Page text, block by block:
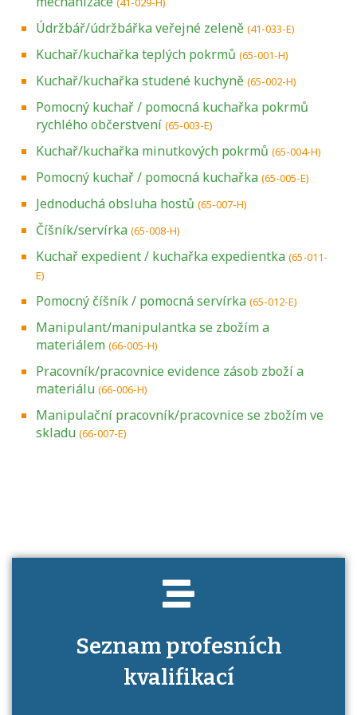
Údržbář/údržbářka veřejné zeleně (41-033-E)
Kuchař/kuchařka teplých pokrmů (65-001-H)
Kuchař/kuchařka studené kuchyně (65-002-H)
Pomocný kuchař / pomocná kuchařka pokrmů
rychlého občerstvení (65-003-E)
Kuchař/kuchařka minutkových pokrmů (65-004-H)
Pomocný kuchař / pomocná kuchařka (65-005-E)
Jednoduchá obsluha hostů (65-007-H)
Číšník/servírka (65-008-H)
Kuchař expedient / kuchařka expedientka (65-011-
E)
Pomocný číšník / pomocná servírka (65-012-E)
Manipulant/manipulantka se zbožím a
materiálem (66-005-H)
Pracovník/pracovnice evidence zásob zboží a
materiálu (66-006-H)
Manipulační pracovník/pracovnice se zbožím ve
skladu (66-007-E)
Seznam profesních
kvalifikací
Projděte si seznam profesních kvalifikací.